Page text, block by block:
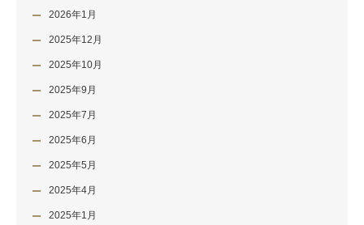
2026年1月
2025年12月
2025年10月
2025年9月
2025年7月
2025年6月
2025年5月
2025年4月
2025年1月